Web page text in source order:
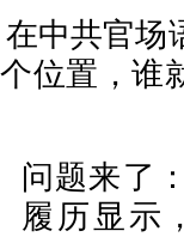
中共官场
位置，谁
问题来了
履历显示